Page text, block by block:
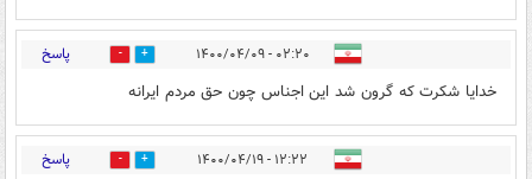
۰۲:۲۰ - ۱۴۰۰/۰۴/۰۹ 0 پاسخ
خدایا شکرت که گرون شد این اجناس چون حق مردم ایرانه
۱۲:۲۲ - ۱۴۰۰/۰۴/۱۹ 0 پاسخ